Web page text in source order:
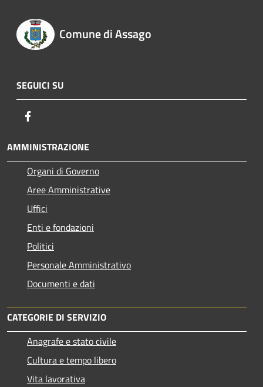
Comune di Assago
SEGUICI SU
AMMINISTRAZIONE
Organi di Governo
Aree Amministrative
Uffici
Enti e fondazioni
Politici
Personale Amministrativo
Documenti e dati
CATEGORIE DI SERVIZIO
Anagrafe e stato civile
Cultura e tempo libero
Vita lavorativa